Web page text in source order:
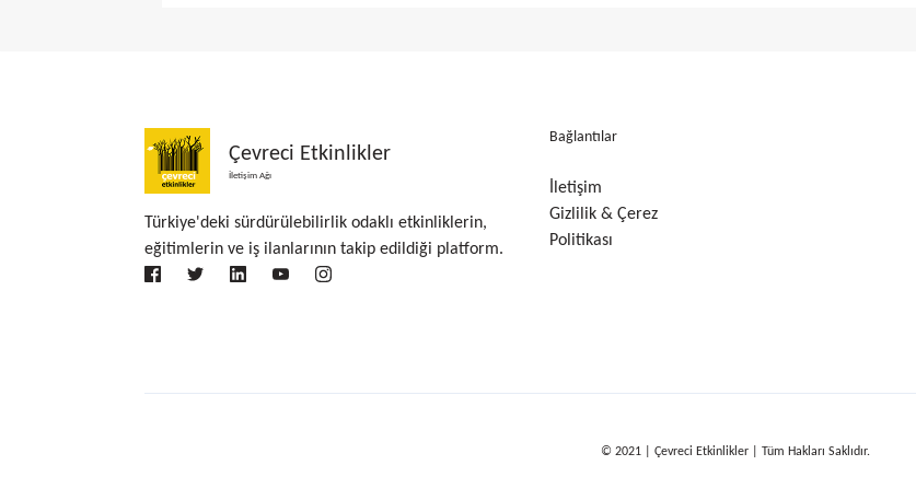
Çevreci Etkinlikler
İletişim Ağı
Türkiye'deki sürdürülebilirlik odaklı etkinliklerin,
eğitimlerin ve iş ilanlarının takip edildiği platform.
Bağlantılar
İletişim
Gizlilik & Çerez
Politikası
© 2021 | Çevreci Etkinlikler | Tüm Hakları Saklıdır.